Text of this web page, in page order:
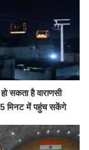
सकता है वाराणसी
मिनट में पहुंच सकेंगे